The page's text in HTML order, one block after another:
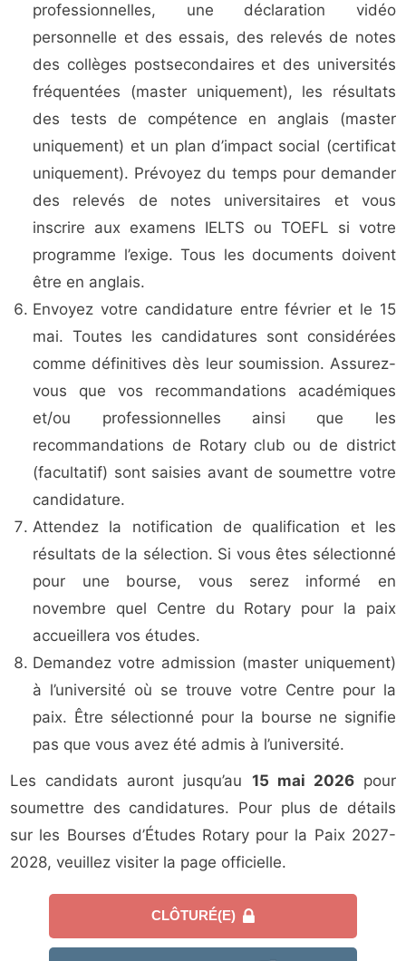
professionnelles, une déclaration vidéo
personnelle et des essais, des relevés de notes
des collèges postsecondaires et des universités
fréquentées (master uniquement), les résultats
des tests de compétence en anglais (master
uniquement) et un plan d’impact social (certificat
uniquement). Prévoyez du temps pour demander
des relevés de notes universitaires et vous
inscrire aux examens IELTS ou TOEFL si votre
programme l’exige. Tous les documents doivent
être en anglais.
Envoyez votre candidature entre février et le 15
mai. Toutes les candidatures sont considérées
comme définitives dès leur soumission. Assurez-
vous que vos recommandations académiques
et/ou professionnelles ainsi que les
recommandations de Rotary club ou de district
(facultatif) sont saisies avant de soumettre votre
candidature.
Attendez la notification de qualification et les
résultats de la sélection. Si vous êtes sélectionné
pour une bourse, vous serez informé en
novembre quel Centre du Rotary pour la paix
accueillera vos études.
Demandez votre admission (master uniquement)
à l’université où se trouve votre Centre pour la
paix. Être sélectionné pour la bourse ne signifie
pas que vous avez été admis à l’université.
Les candidats auront jusqu’au 15 mai 2026pour
soumettre des candidatures. Pour plus de détails
sur les Bourses d’Études Rotary pour la Paix 2027-
2028, veuillez visiter la page officielle.
CLÔTURÉ(E)